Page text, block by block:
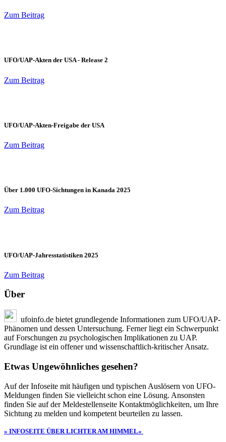
Zum Beitrag
UFO/UAP-Akten der USA - Release 2
Zum Beitrag
UFO/UAP-Akten-Freigabe der USA
Zum Beitrag
Über 1.000 UFO-Sichtungen in Kanada 2025
Zum Beitrag
UFO/UAP-Jahresstatistiken 2025
Zum Beitrag
Über
ufoinfo.de bietet grundlegende Informationen zum UFO/UAP-
Phänomen und dessen Untersuchung. Ferner liegt ein Schwerpunkt
auf Forschungen zu psychologischen Implikationen zu UAP.
Grundlage ist ein offener und wissenschaftlich-kritischer Ansatz.
Etwas Ungewöhnliches gesehen?
Auf der Infoseite mit häufigen und typischen Auslösern von UFO-
Meldungen finden Sie vielleicht schon eine Lösung. Ansonsten
finden Sie auf der Meldestellenseite Kontaktmöglichkeiten, um Ihre
Sichtung zu melden und kompetent beurteilen zu lassen.
» INFOSEITE ÜBER LICHTER AM HIMMEL«